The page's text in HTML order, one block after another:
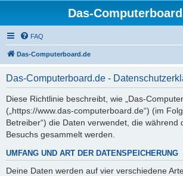
Das-
FAQ
Das-Computerboard.de
Das-Computerboard.de -
Diese Richtlinie beschreibt, wie „Das-
(„https://www.das-computerboard.de“) (im
Betreiber“) die Daten verwendet, die während
Besuchs gesammelt werden.
UMFANG UND ART DER DATENSPEICHERUNG
Deine Daten werden auf vier verschiedene